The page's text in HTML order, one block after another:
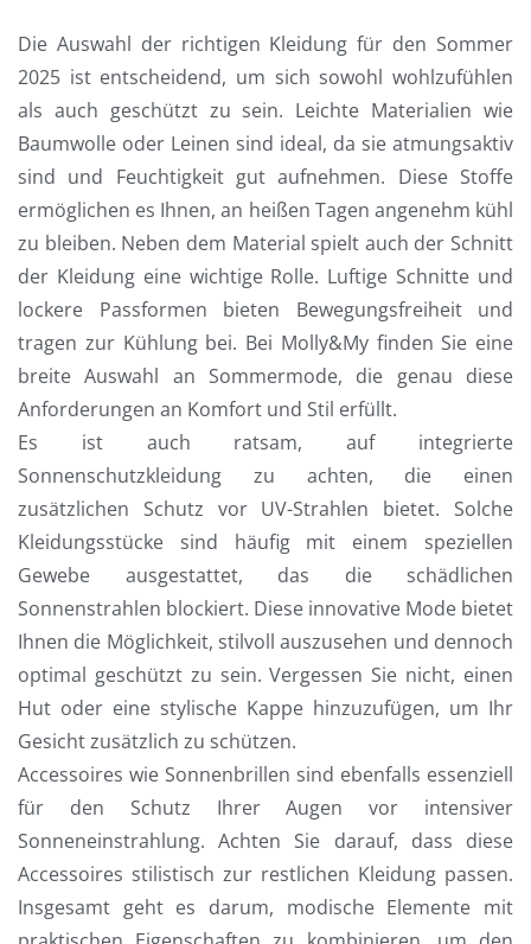
Die Auswahl der richtigen Kleidung für den Sommer
2025 ist entscheidend, um sich sowohl wohlzufühlen
als auch geschützt zu sein. Leichte Materialien wie
Baumwolle oder Leinen sind ideal, da sie atmungsaktiv
sind und Feuchtigkeit gut aufnehmen. Diese Stoffe
ermöglichen es Ihnen, an heißen Tagen angenehm kühl
zu bleiben. Neben dem Material spielt auch der Schnitt
der Kleidung eine wichtige Rolle. Luftige Schnitte und
lockere Passformen bieten Bewegungsfreiheit und
tragen zur Kühlung bei. Bei Molly&My finden Sie eine
breite Auswahl an Sommermode, die genau diese
Anforderungen an Komfort und Stil erfüllt.
Es ist auch ratsam, auf integrierte
Sonnenschutzkleidung zu achten, die einen
zusätzlichen Schutz vor UV-Strahlen bietet. Solche
Kleidungsstücke sind häufig mit einem speziellen
Gewebe ausgestattet, das die schädlichen
Sonnenstrahlen blockiert. Diese innovative Mode bietet
Ihnen die Möglichkeit, stilvoll auszusehen und dennoch
optimal geschützt zu sein. Vergessen Sie nicht, einen
Hut oder eine stylische Kappe hinzuzufügen, um Ihr
Gesicht zusätzlich zu schützen.
Accessoires wie Sonnenbrillen sind ebenfalls essenziell
für den Schutz Ihrer Augen vor intensiver
Sonneneinstrahlung. Achten Sie darauf, dass diese
Accessoires stilistisch zur restlichen Kleidung passen.
Insgesamt geht es darum, modische Elemente mit